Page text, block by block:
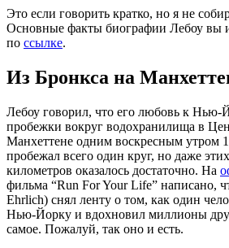
Это если говорить кратко, но я не
Основные факты биографии Лебоу вы
по ссылке.
Из Бронкса на
Лебоу говорил, что его любовь к Нью-
пробежки вокруг водохранилища в
Манхеттене одним воскресным утром
пробежал всего один круг, но даже
километров оказалось достаточно. На
фильма “Run For Your Life” написано,
Ehrlich) снял ленту о том, как один
Нью-Йорку и вдохновил миллионы
самое. Пожалуй, так оно и есть.